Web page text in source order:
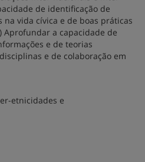
de identificação de
vida cívica e de boas práticas
Aprofundar a capacidade de
e de teorias
e de colaboração em
etnicidades e